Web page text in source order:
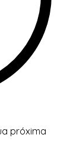
próxima